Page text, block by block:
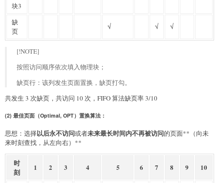
块3
缺
页
√ √ √
[!NOTE]
按照访问顺序依次填入物理块；
缺页行：该列发生页面置换，缺页打勾。
共发生 3 次缺页，共访问 10 次，FIFO 算法缺页率 3/10
(2) 最佳页面（Optimal, OPT）置换算法：
思想：选择以后永不访问或者未来最长时间内不再被访问的页面**（向未
来时刻查找，从左向右）**
时
刻
1 2 3 4 5 6 7 8 9 10